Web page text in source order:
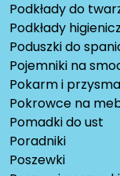
Podkłady do
Podkłady
Poduszki do
Pojemniki na
Pokarm i
Pokrowce na
Pomadki do ust
Poradniki
Poszewki